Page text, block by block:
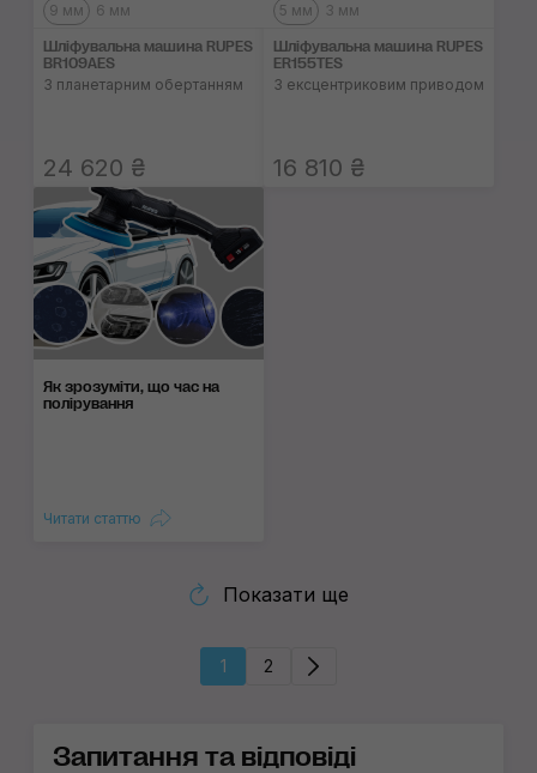
9 мм 6 мм
Шліфувальна машина RUPES
BR109AES
З планетарним обертанням
24 620 ₴
5 мм 3 мм
Шліфувальна машина RUPES
ER155TES
З ексцентриковим приводом
16 810 ₴
Як зрозуміти, що час на
полірування
Читати статтю
Показати ще
1 2
Запитання та відповіді